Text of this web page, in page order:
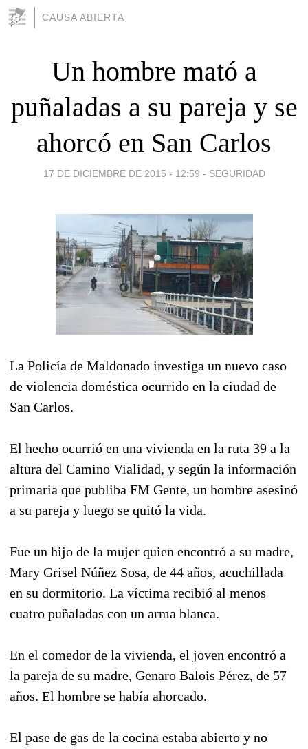
CAUSA ABIERTA
Un hombre mató a
puñaladas a su pareja y se
ahorcó en San Carlos
17 DE DICIEMBRE DE 2015 - 12:59 - SEGURIDAD
La Policía de Maldonado investiga un nuevo caso
de violencia doméstica ocurrido en la ciudad de
San Carlos.
El hecho ocurrió en una vivienda en la ruta 39 a la
altura del Camino Vialidad, y según la información
primaria que publiba FM Gente, un hombre asesinó
a su pareja y luego se quitó la vida.
Fue un hijo de la mujer quien encontró a su madre,
Mary Grisel Núñez Sosa, de 44 años, acuchillada
en su dormitorio. La víctima recibió al menos
cuatro puñaladas con un arma blanca.
En el comedor de la vivienda, el joven encontró a
la pareja de su madre, Genaro Balois Pérez, de 57
años. El hombre se había ahorcado.
El pase de gas de la cocina estaba abierto y no